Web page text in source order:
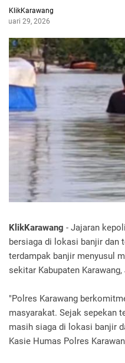
KlikKarawang
29, 2026
KlikKarawang - Jajaran
bersiaga di lokasi banjir dan
terdampak banjir menyusul
sekitar Kabupaten Karawang,
"Polres Karawang
masyarakat. Sejak sepekan
masih siaga di lokasi banjir
Kasie Humas Polres